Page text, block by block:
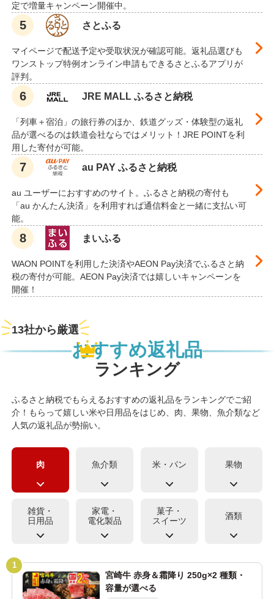
定で増量キャンペーン開催中。
さとふる
マイページで配送予定や受取状況が確認可能。返礼品選びも
ワンストップ特例オンライン申請もできるさとふるアプリが
評判。
JRE MALL ふるさと納税
「列車＋宿泊」の旅行券のほか、鉄道グッズ・体験型の返礼
品が選べるのは鉄道会社ならではメリット！JRE POINTを利
用した寄付が可能。
au PAY ふるさと納税
au ユーザーにおすすめのサイト。ふるさと納税の寄付も
「au かんたん決済」を利用すれば通信料金と一緒に支払い可
能。
まいふる
WAON POINTを利用した決済やAEON Pay決済でふるさと納
税の寄付が可能。AEON Pay決済では嬉しいキャンペーンを
開催！
13社から厳選
おすすめ返礼品
ランキング
ふるさと納税でもらえるおすすめの返礼品をランキングでご紹
介！もらって嬉しい米や日用品をはじめ、肉、果物、魚介類など
人気の返礼品が勢揃い。
肉
宮崎牛 赤身＆霜降り 250g×2 種類・
容量が選べる
魚介類 米・パン 果物
雑貨・
日用品
家電・
電化製品
菓子・
スイーツ
酒類